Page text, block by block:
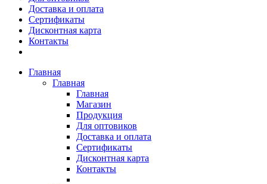
Доставка и оплата
Сертификаты
Дисконтная карта
Контакты
Главная
Главная
Главная
Магазин
Продукция
Для оптовиков
Доставка и оплата
Сертификаты
Дисконтная карта
Контакты